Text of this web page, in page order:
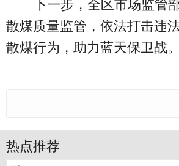
下一步，全区市场监管
散煤质量监管，依法打击违
散煤行为，助力蓝天保卫战。
热点推荐